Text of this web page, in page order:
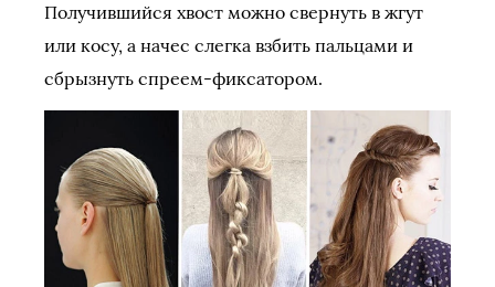
Получившийся хвост можно свернуть в жгут
или косу, а начес слегка взбить пальцами и
сбрызнуть спреем-фиксатором.